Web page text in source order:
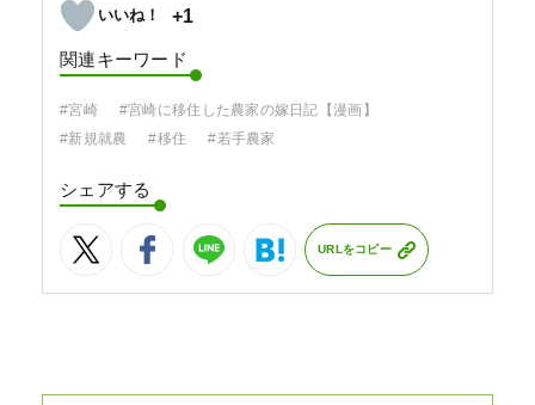
+1
関連キーワード
#宮崎
#宮崎に移住した農家の嫁日記【漫画】
#新規就農
#移住 #若手農家
シェアする
URLをコピー